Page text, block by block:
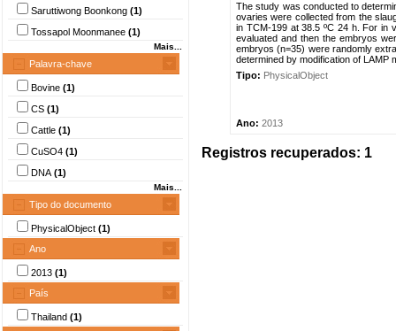
Saruttiwong Boonkong (1)
Tossapol Moonmanee (1)
Mais...
Palavra-chave
Bovine (1)
CS (1)
Cattle (1)
CuSO4 (1)
DNA (1)
Mais...
Tipo do documento
PhysicalObject (1)
Ano
2013 (1)
País
Thailand (1)
The study was conducted to
ovaries were collected from the
in TCM-199 at 38.5 ºC 24 h. For in
evaluated and then the embryos
embryos (n=35) were randomly
determined by modification of LAMP
Tipo: PhysicalObject
Ano: 2013
Registros recuperados: 1